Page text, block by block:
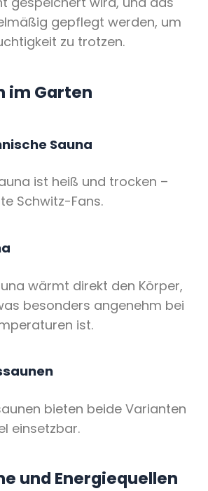
gepflegt werden, um
zu trotzen.
im Garten
Sauna
ist heiß und trocken –
Schwitz-Fans.
wärmt direkt den Körper,
besonders angenehm bei
ist.
bieten beide Varianten
einsetzbar.
und Energiequellen